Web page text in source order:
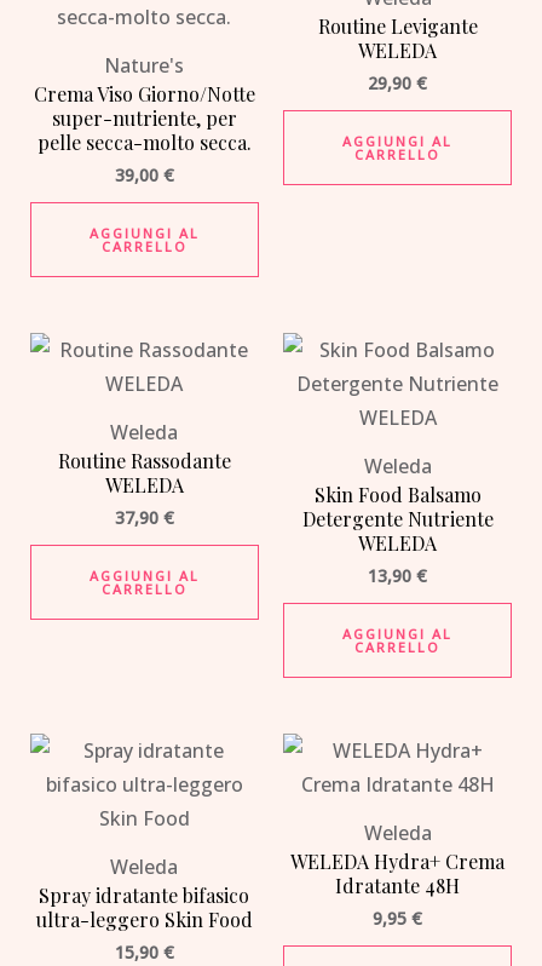
Nature's
Crema Viso Giorno/Notte
super-nutriente, per
pelle secca-molto secca.
39,00 €
AGGIUNGI AL
CARRELLO
Routine Levigante
WELEDA
29,90€
AGGIUNGI AL
CARRELLO
Weleda
Routine Rassodante
WELEDA
37,90 €
AGGIUNGI AL
CARRELLO
Weleda
Skin Food Balsamo
Detergente Nutriente
WELEDA
13,90€
AGGIUNGI AL
CARRELLO
Weleda
Spray idratante bifasico
ultra-leggero Skin Food
15,90 €
Weleda
WELEDA Hydra+ Crema
Idratante 48H
9,95€